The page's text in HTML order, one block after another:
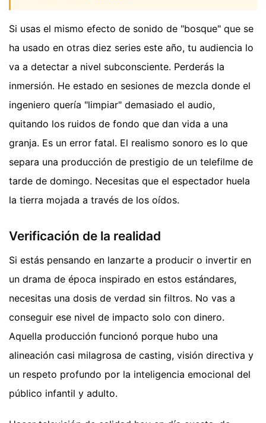
Si usas el mismo efecto de sonido de "bosque" que se
ha usado en otras diez series este año, tu audiencia lo
va a detectar a nivel subconsciente. Perderás la
inmersión. He estado en sesiones de mezcla donde el
ingeniero quería "limpiar" demasiado el audio,
quitando los ruidos de fondo que dan vida a una
granja. Es un error fatal. El realismo sonoro es lo que
separa una producción de prestigio de un telefilme de
tarde de domingo. Necesitas que el espectador huela
la tierra mojada a través de los oídos.
Verificación de la realidad
Si estás pensando en lanzarte a producir o invertir en
un drama de época inspirado en estos estándares,
necesitas una dosis de verdad sin filtros. No vas a
conseguir ese nivel de impacto solo con dinero.
Aquella producción funcionó porque hubo una
alineación casi milagrosa de casting, visión directiva y
un respeto profundo por la inteligencia emocional del
público infantil y adulto.